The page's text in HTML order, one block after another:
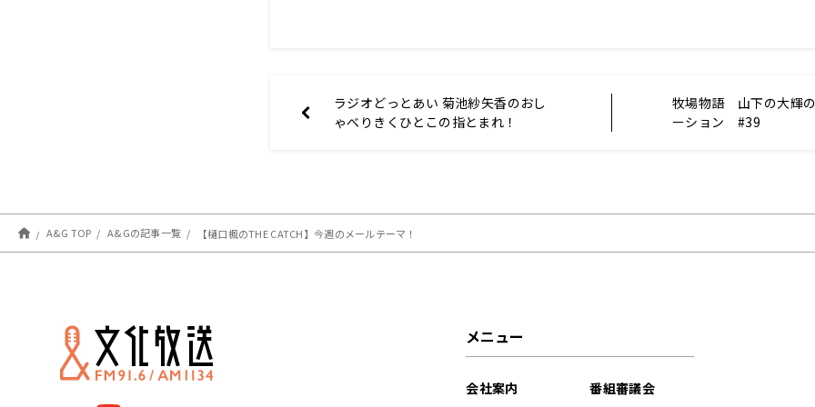
ラジオどっとあい 菊池紗矢香のおし
ゃべりきくひとこの指とまれ！
牧場物語 山下の大輝
ーション #39
A&G TOP A&Gの記事一覧 【樋口楓のTHE CATCH】今週のメールテーマ！
メニュー
会社案内 番組審議会